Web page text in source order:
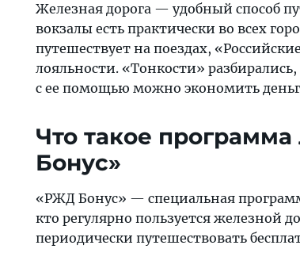
Железная дорога — удобный способ
вокзалы есть практически во всех
путешествует на поездах,
лояльности. «Тонкости»
с ее помощью можно экономить
Что такое
Бонус»
«РЖД Бонус» — специальная
кто регулярно пользуется железной
периодически путешествовать